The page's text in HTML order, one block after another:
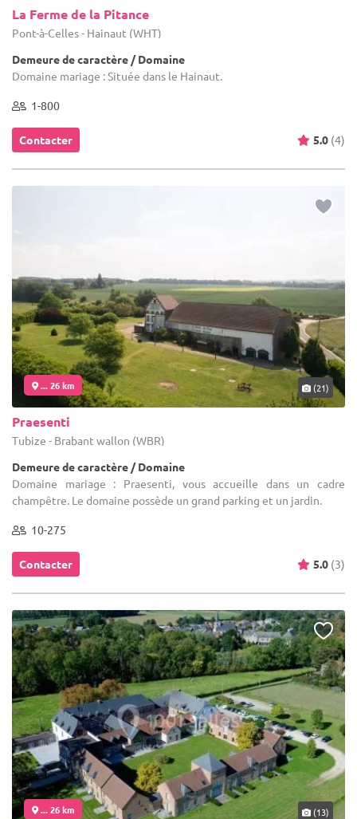
La Ferme de la Pitance
Pont-à-Celles - Hainaut (WHT)
Demeure de caractère / Domaine
Domaine mariage : Située dans le Hainaut.
1-800
Contacter 5.0 (4)
... 26 km (21)
Praesenti
Tubize - Brabant wallon (WBR)
Demeure de caractère / Domaine
Domaine mariage : Praesenti, vous accueille dans un cadre
champêtre. Le domaine possède un grand parking et un jardin.
10-275
Contacter 5.0 (3)
... 26 km (13)